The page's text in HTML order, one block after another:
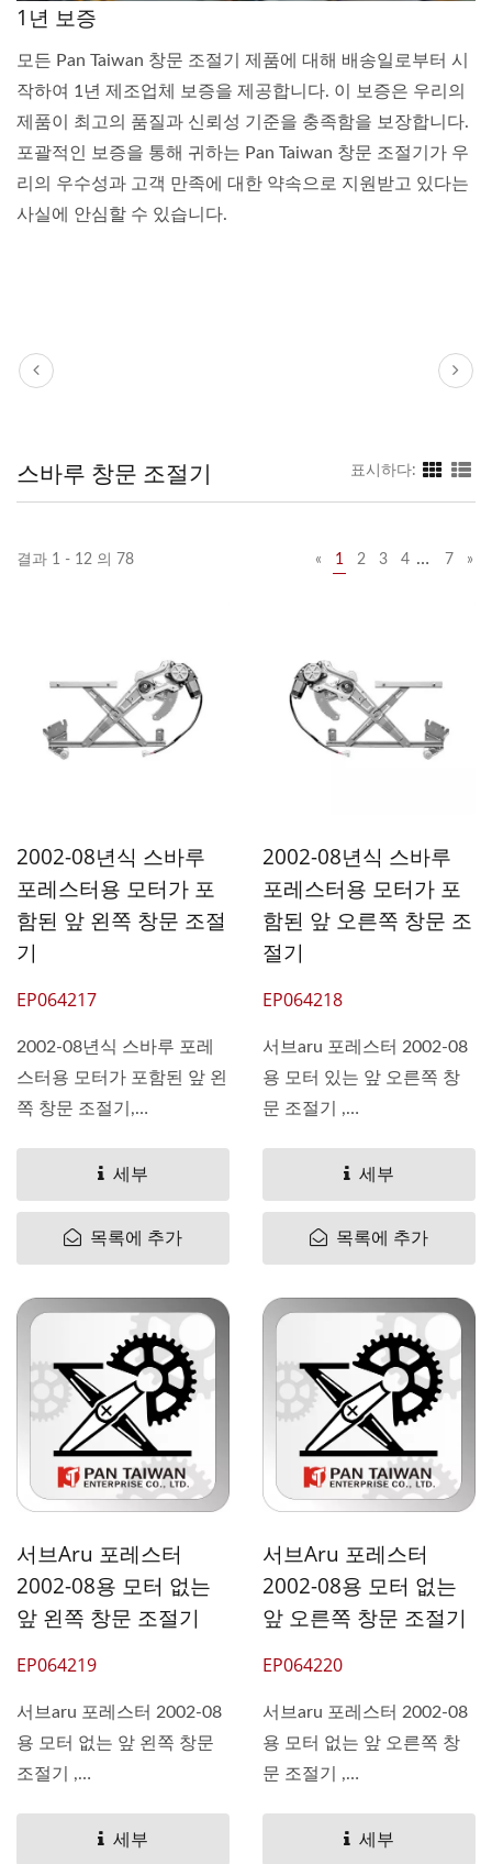
1년 보증
모든 Pan Taiwan 창문 조절기 제품에 대해 배송일로부터 시
작하여 1년 제조업체 보증을 제공합니다. 이 보증은 우리의
제품이 최고의 품질과 신뢰성 기준을 충족함을 보장합니다.
포괄적인 보증을 통해 귀하는 Pan Taiwan 창문 조절기가 우
리의 우수성과 고객 만족에 대한 약속으로 지원받고 있다는
사실에 안심할 수 있습니다.
스바루 창문 조절기 표시하다:
결과 1 - 12 의 78 « 1 2 3 4 … 7 »
2002-08년식 스바루
포레스터용 모터가 포
함된 앞 왼쪽 창문 조절
기
EP064217
2002-08년식 스바루 포레
스터용 모터가 포함된 앞 왼
쪽 창문 조절기,
61188SA011세부
목록에 추가
2002-08년식 스바루
포레스터용 모터가 포
함된 앞 오른쪽 창문 조
절기
EP064218
서브aru 포레스터 2002-08
용 모터 있는 앞 오른쪽 창
문 조절기 ,
61188SA001세부
목록에 추가
서브aru 포레스터
2002-08용 모터 없는
앞 왼쪽 창문 조절기
EP064219
서브aru 포레스터 2002-08
용 모터 없는 앞 왼쪽 창문
조절기 ,
61188SA011세부
서브aru 포레스터
2002-08용 모터 없는
앞 오른쪽 창문 조절기
EP064220
서브aru 포레스터 2002-08
용 모터 없는 앞 오른쪽 창
문 조절기 ,
61188SA001세부